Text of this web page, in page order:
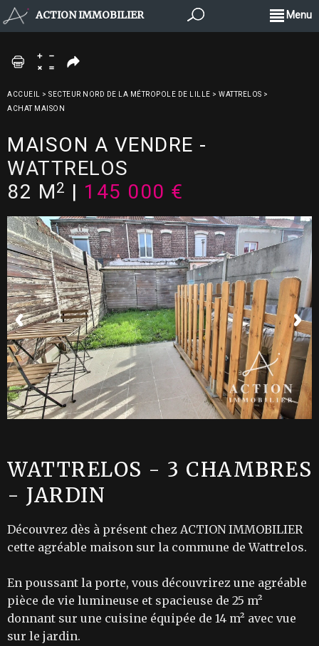
ACTION IMMOBILIER Menu
ACCUEIL > SECTEUR NORD DE LA MÉTROPOLE DE LILLE > WATTRELOS >
ACHAT MAISON
MAISON A VENDRE -
WATTRELOS
82 M2 | 145 000 €
WATTRELOS - 3 CHAMBRES
- JARDIN
Découvrez dès à présent chez ACTION IMMOBILIER
cette agréable maison sur la commune de Wattrelos.
En poussant la porte, vous découvrirez une agréable
pièce de vie lumineuse et spacieuse de 25 m²
donnant sur une cuisine équipée de 14 m² avec vue
sur le jardin.